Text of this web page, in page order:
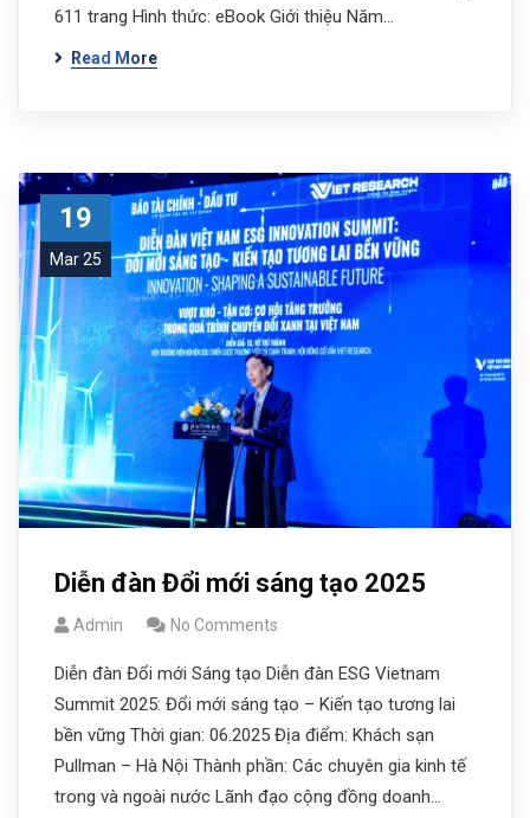
611 trang Hình thức: eBook Giới thiệu Năm…
Read More
19
Mar 25
Diễn đàn Đổi mới sáng tạo 2025
Admin No Comments
Diễn đàn Đổi mới Sáng tạo Diễn đàn ESG Vietnam
Summit 2025: Đổi mới sáng tạo – Kiến tạo tương lai
bền vững Thời gian: 06.2025 Địa điểm: Khách sạn
Pullman – Hà Nội Thành phần: Các chuyên gia kinh tế
trong và ngoài nước Lãnh đạo cộng đồng doanh…